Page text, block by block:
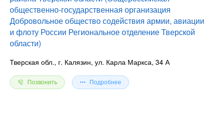
общественно-государственная организация
Добровольное общество содействия армии, авиации
и флоту России Региональное отделение Тверской
области)
Тверская обл., г. Калязин, ул. Карла Маркса, 34 А
Позвонить Подробнее